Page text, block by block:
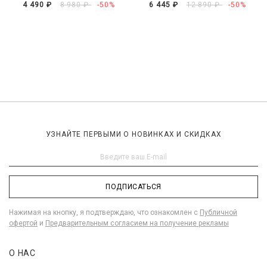
4 490 ₽ 8 980 ₽ -50% 6 445 ₽ 12 890 ₽ -50%
УЗНАЙТЕ ПЕРВЫМИ О НОВИНКАХ И СКИДКАХ
ПОДПИСАТЬСЯ
Нажимая на кнопку, я подтверждаю, что ознакомлен с Публичной
офертой и Предварительным согласием на получение рекламы
О НАС